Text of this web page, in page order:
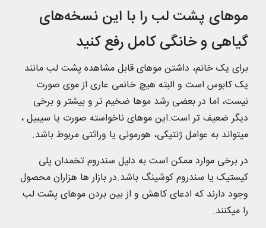
موهای پشت لب را با این نسخه‌های
گیاهی و خانگی کامل رفع کنید
برای یک خانم، داشتن موهای قابل مشاهده پشت لب مانند
یک کابوس است و البته هیچ خانمی عاری از موی صورت
نیست، اما در بعضی رشد موها ضخیم تر و بیشتر و برخی
دیگر ضعیف تر است.این موهای ناخواسته صورت یا سیبیل ،
میتواند به عوامل ژنتیکی، هورمونی یا وراثتی مربوط باشد.
در برخی موارد ممکن است به دلیل سندروم تخمدان پلی
کیستیک یا سندروم کوشینگ باشد.در بازار ها هزاران محصول
وجود دارند که ادعای کاهش و از بین بردن موهای پشت لب
را میکنند.